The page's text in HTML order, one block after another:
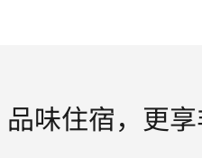
品味住宿，更